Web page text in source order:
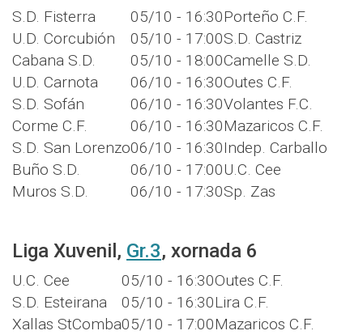
S.D. Fisterra 05/10 - 16:30Porteño C.F.
U.D. Corcubión
05/10 - 17:00S.D. Castriz
Cabana S.D.
05/10 - 18:00Camelle S.D.
U.D. Carnota
06/10 - 16:30Outes C.F.
S.D. Sofán
06/10 - 16:30Volantes F.C.
Corme C.F.
06/10 - 16:30Mazaricos C.F.
S.D. San Lorenzo06/10 - 16:30Indep. Carballo
Buño S.D.
06/10 - 17:00U.C. Cee
Muros S.D.
06/10 - 17:30Sp. Zas
Liga Xuvenil, Gr.3, xornada 6
U.C. Cee 05/10 - 16:30Outes C.F.
S.D. Esteirana
05/10 - 16:30Lira C.F.
Xallas StComba05/10 - 17:00Mazaricos C.F.